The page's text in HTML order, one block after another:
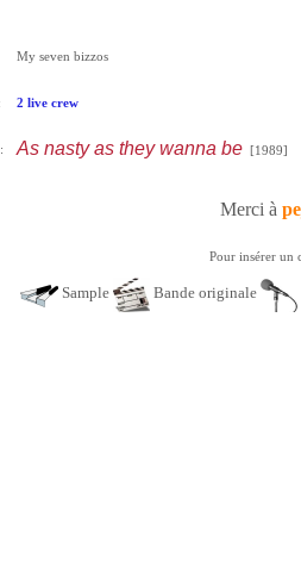
My seven bizzos
2 live crew
As nasty as they wanna be[1989]
Merci à
Pour insérer un
Sample Bande originale